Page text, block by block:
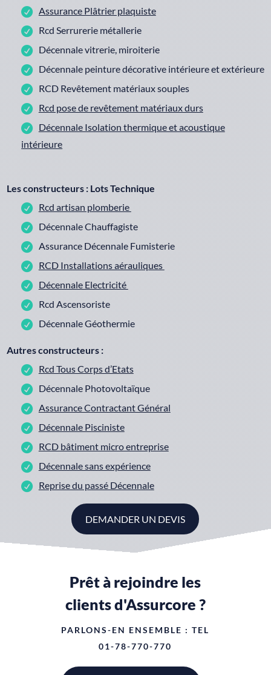
Assurance Plâtrier plaquiste
Rcd Serrurerie métallerie
Décennale vitrerie, miroiterie
Décennale peinture décorative intérieure et extérieure
RCD Revêtement matériaux souples
Rcd pose de revêtement matériaux durs
Décennale Isolation thermique et acoustique
intérieure
Les constructeurs : Lots Technique
Rcd artisan plomberie
Décennale Chauffagiste
Assurance Décennale Fumisterie
RCD Installations aérauliques
Décennale Electricité
Rcd Ascensoriste
Décennale Géothermie
Autres constructeurs :
Rcd Tous Corps d’Etats
Décennale Photovoltaïque
Assurance Contractant Général
Décennale Pisciniste
RCD bâtiment micro entreprise
Décennale sans expérience
Reprise du passé Décennale
DEMANDER UN DEVIS
Prêt à rejoindre les
clients d'Assurcore ?
PARLONS-EN ENSEMBLE : TEL
01-78-770-770